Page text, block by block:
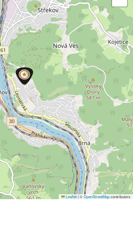
Leaflet|©OpenStreetMapcontributors